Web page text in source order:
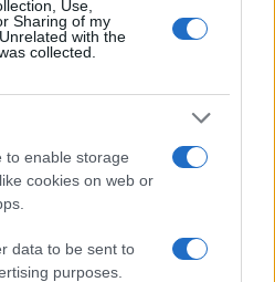
Use,
Sharing of my
with the
collected.
to enable storage
cookies on web or
data to be sent to
purposes.
premiere, napete zgodbe in
počitniški kino